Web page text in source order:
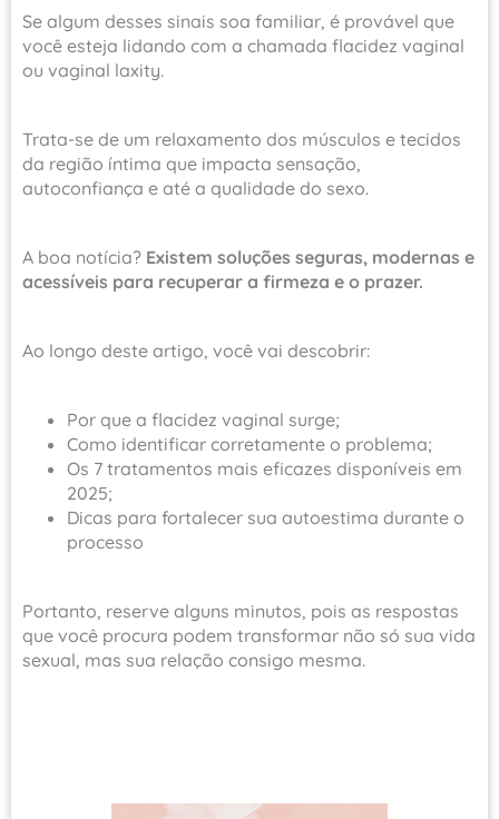
Se algum desses sinais soa familiar, é provável que
você esteja lidando com a chamada flacidez vaginal
ou vaginal laxity.
Trata-se de um relaxamento dos músculos e tecidos
da região íntima que impacta sensação,
autoconfiança e até a qualidade do sexo.
A boa notícia? Existem soluções seguras, modernas e
acessíveis para recuperar a firmeza e o prazer.
Ao longo deste artigo, você vai descobrir:
Por que a flacidez vaginal surge;
Como identificar corretamente o problema;
Os 7 tratamentos mais eficazes disponíveis em
2025;
Dicas para fortalecer sua autoestima durante o
processo
Portanto, reserve alguns minutos, pois as respostas
que você procura podem transformar não só sua vida
sexual, mas sua relação consigo mesma.